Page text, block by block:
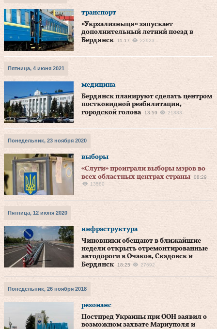
транспорт
«Укрзализныця» запускает
дополнительный летний поезд в
Бердянск
11:17 22923
Пятница, 4 июня 2021
медицина
Бердянск планируют сделать центром
постковидной реабилитации, -
городской голова
13:59 21883
Понедельник, 23 ноября 2020
выборы
«Слуги» проиграли выборы мэров во
всех областных центрах страны
08:29
13580
Пятница, 12 июня 2020
инфраструктура
Чиновники обещают в ближайшие
недели открыть отремонтированные
автодороги в Очаков, Скадовск и
Бердянск
18:25 27692
Понедельник, 26 ноября 2018
резонанс
Постпред Украины при ООН заявил о
возможном захвате Мариуполя и